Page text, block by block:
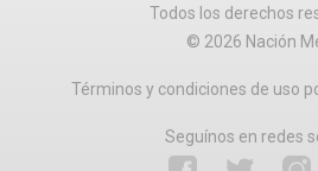
Todos los derechos
© 2026 Nación
Términos y condiciones de uso
Seguínos en redes